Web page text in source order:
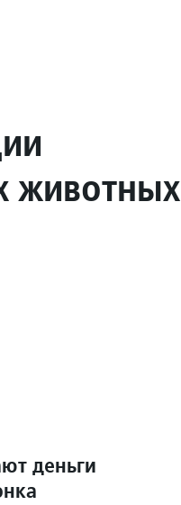
животных
деньги